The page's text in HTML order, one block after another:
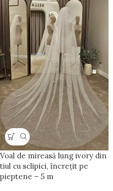
Voal de mireasă lung ivory din
tiul cu sclipici, încrețit pe
pieptene – 5 m